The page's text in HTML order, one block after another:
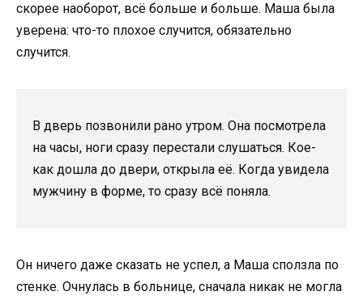
скорее наоборот, всё больше и больше. Маша была
уверена: что-то плохое случится, обязательно
случится.
В дверь позвонили рано утром. Она посмотрела
на часы, ноги сразу перестали слушаться. Кое-
как дошла до двери, открыла её. Когда увидела
мужчину в форме, то сразу всё поняла.
Он ничего даже сказать не успел, а Маша сползла по
стенке. Очнулась в больнице, сначала никак не могла